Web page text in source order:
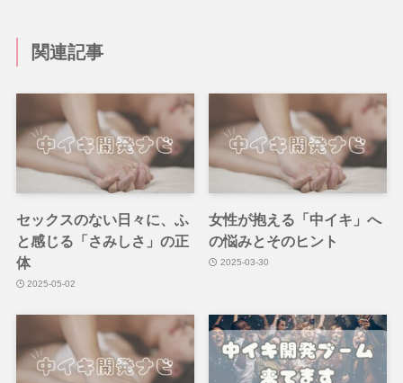
関連記事
セックスのない日々に、ふ
と感じる「さみしさ」の正
体
2025-05-02
女性が抱える「中イキ」へ
の悩みとそのヒント
2025-03-30